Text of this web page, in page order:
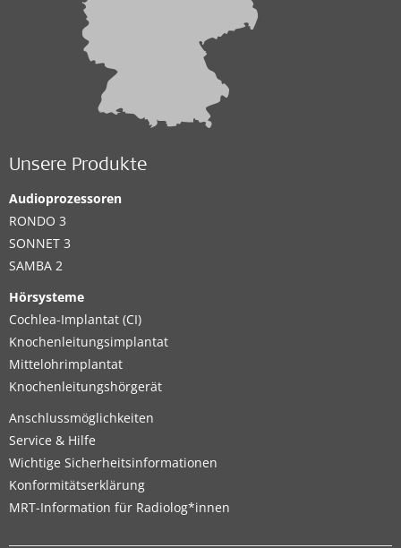
Unsere Produkte
Audioprozessoren
RONDO 3
SONNET 3
SAMBA 2
Hörsysteme
Cochlea-Implantat (CI)
Knochenleitungsimplantat
Mittelohrimplantat
Knochenleitungshörgerät
Anschlussmöglichkeiten
Service & Hilfe
Wichtige Sicherheitsinformationen
Konformitätserklärung
MRT-Information für Radiolog*innen